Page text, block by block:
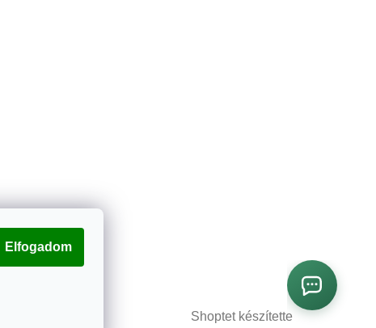
Elfogadom
Shoptet készítette